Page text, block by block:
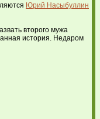
Юрий Насыбуллин
второго мужа
история. Недаром